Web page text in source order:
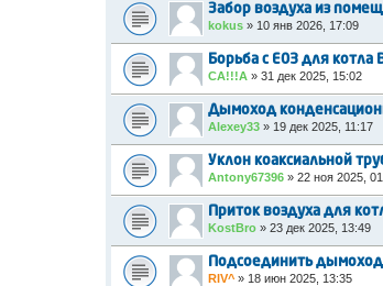
Забор воздуха из
kokus » 10 янв 2026, 17:09
Борьба с E03 для котла
CA!!!A » 31 дек 2025, 15:02
Дымоход
Alexey33 » 19 дек 2025, 11:17
Уклон коаксиальной
Antony67396 » 22 ноя 2025,
Приток воздуха для
KostBro » 23 дек 2025, 13:49
Подсоединить дымоход
RIV^ » 18 июн 2025, 13:35